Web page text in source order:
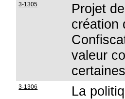
3-1305
Projet
création
valeur
3-1306 La